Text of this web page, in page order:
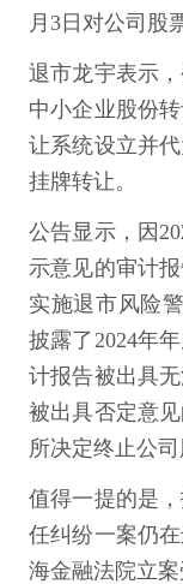
月3日对公司股
退市龙宇表示
中小企业股份
让系统设立并
挂牌转让。
公告显示，因
示意见的审计
实施退市风险
披露了2024年
计报告被出具
被出具否定意
所决定终止公司
值得一提的是
任纠纷一案仍
海金融法院立案